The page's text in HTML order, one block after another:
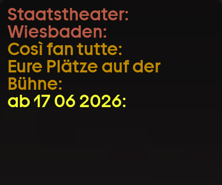
Zum Hauptinhalt springen
Zum Footer springen
Staatstheater:
Wiesbaden:
Così fan tutte:
Eure Plätze auf der
Bühne:
ab 17 06 2026: